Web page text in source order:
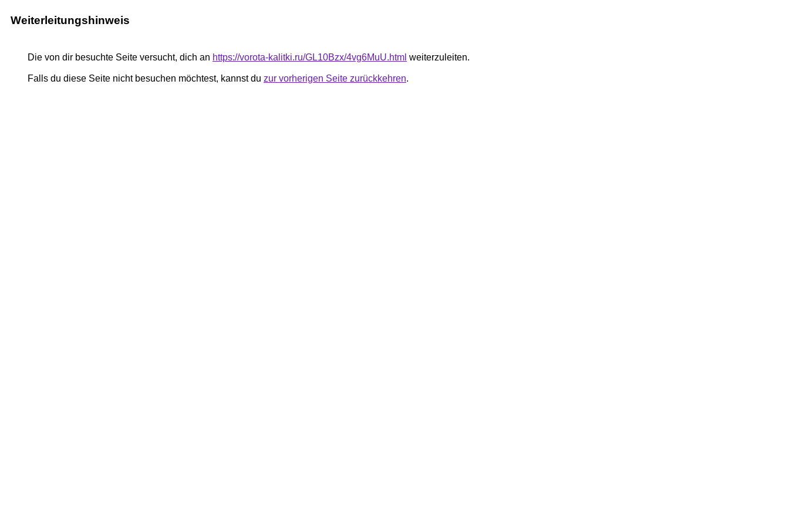
Weiterleitungshinweis
Die von dir besuchte Seite versucht, dich an https://vorota-kalitki.ru/GL10Bzx/4vg6MuU.html weiterzuleiten.
Falls du diese Seite nicht besuchen möchtest, kannst du zur vorherigen Seite zurückkehren.